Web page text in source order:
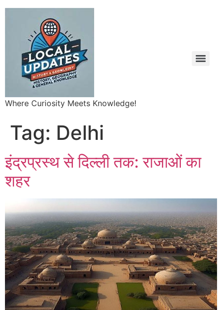
Where Curiosity Meets Knowledge!
Tag: Delhi
इंद्रप्रस्थ से दिल्ली तक: राजाओं का
शहर